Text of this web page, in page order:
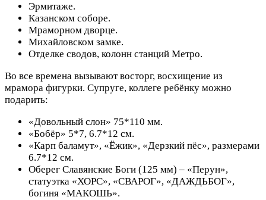
Эрмитаже.
Казанском соборе.
Мраморном дворце.
Михайловском замке.
Отделке сводов, колонн станций Метро.
Во все времена вызывают восторг, восхищение из
мрамора фигурки. Супруге, коллеге ребёнку можно
подарить:
«Довольный слон» 75*110 мм.
«Бобёр» 5*7, 6.7*12 см.
«Карп баламут», «Ёжик», «Дерзкий пёс», размерами
6.7*12 см.
Оберег Славянские Боги (125 мм) – «Перун»,
статуэтка «ХОРС», «СВАРОГ», «ДАЖДЬБОГ»,
богиня «МАКОШЬ».